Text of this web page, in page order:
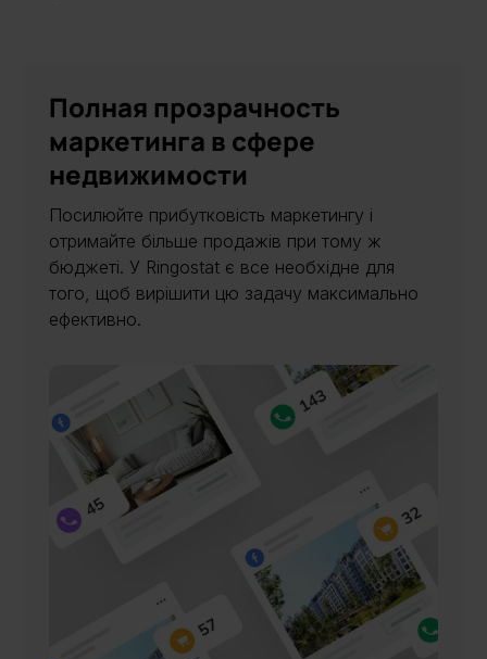
Полная прозрачность
маркетинга в сфере
недвижимости
Посилюйте прибутковість маркетингу і
отримайте більше продажів при тому ж
бюджеті. У Ringostat є все необхідне для
того, щоб вирішити цю задачу максимально
ефективно.